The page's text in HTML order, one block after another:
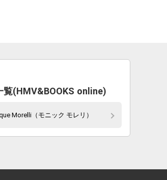
覧(HMV&BOOKS online)
Morelli（モニック モレリ）